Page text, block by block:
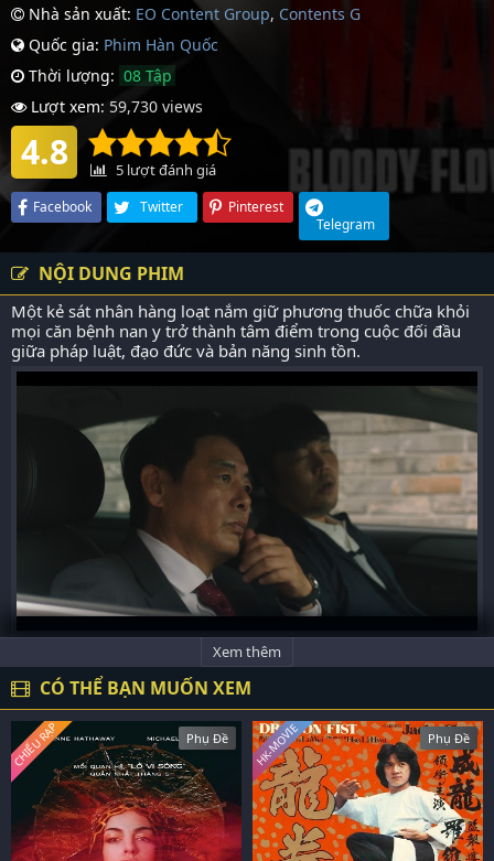
Nhà sản xuất: EO Content Group, Contents G
Quốc gia: Phim Hàn Quốc
Thời lượng: 08 Tập
Lượt xem: 59,730 views
4.8 5 lượt đánh giá
Facebook Twitter
Pinterest
Telegram
NỘI DUNG PHIM
Một kẻ sát nhân hàng loạt nắm giữ phương thuốc chữa khỏi
mọi căn bệnh nan y trở thành tâm điểm trong cuộc đối đầu
giữa pháp luật, đạo đức và bản năng sinh tồn.
Xem thêm
CÓ THỂ BẠN MUỐN XEM
Phụ Đề
CHIẾU RẠP Phụ Đề
HK-MOVIE